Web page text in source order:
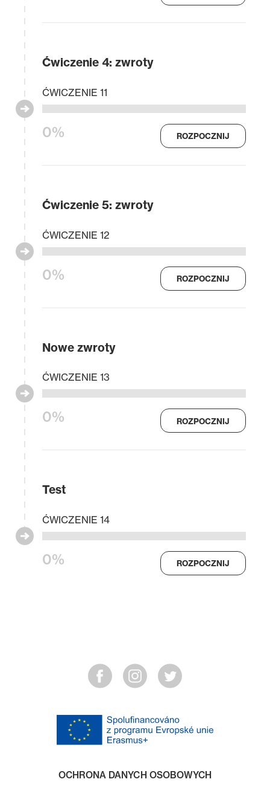
Ćwiczenie 4: zwroty
0%
ĆWICZENIE 11
ROZPOCZNIJ
Ćwiczenie 5: zwroty
0%
ĆWICZENIE 12
ROZPOCZNIJ
Nowe zwroty
0%
ĆWICZENIE 13
ROZPOCZNIJ
Test
0%
ĆWICZENIE 14
ROZPOCZNIJ
OCHRONA DANYCH OSOBOWYCH